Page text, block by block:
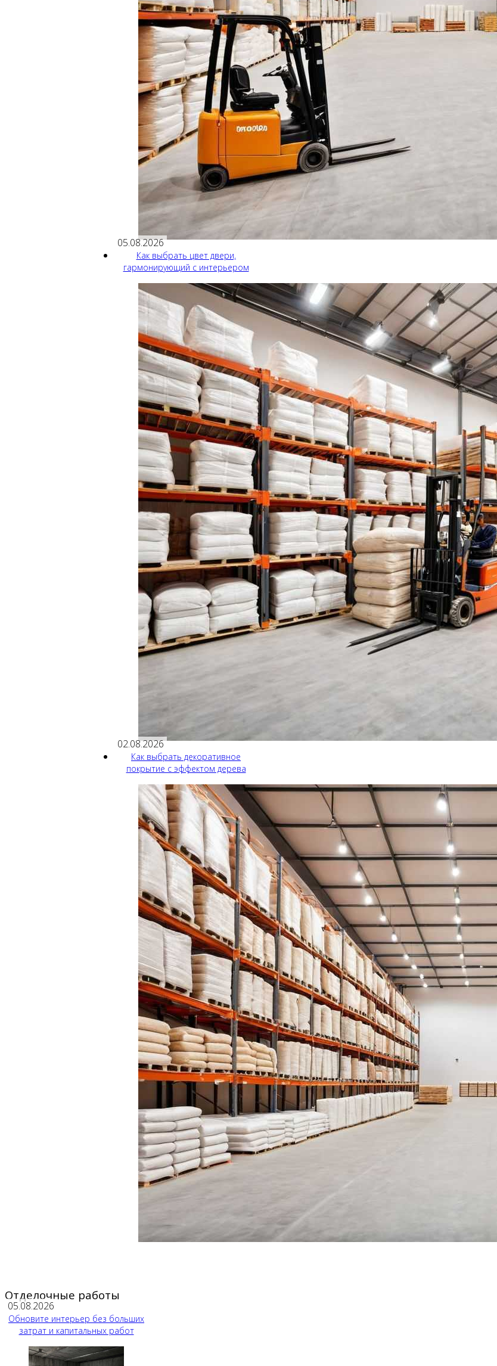
05.08.2026
Как выбрать цвет двери,
гармонирующий с интерьером
02.08.2026
Как выбрать декоративное
покрытие с эффектом дерева
Отделочные работы
05.08.2026
Обновите интерьер без больших
затрат и капитальных работ